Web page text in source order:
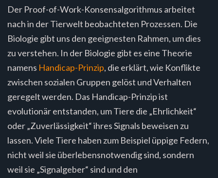
Der Proof-of-Work-Konsensalgorithmus arbeitet
nach in der Tierwelt beobachteten Prozessen. Die
Biologie gibt uns den geeignesten Rahmen, um dies
zu verstehen. In der Biologie gibt es eine Theorie
namens Handicap-Prinzip, die erklärt, wie Konflikte
zwischen sozialen Gruppen gelöst und Verhalten
geregelt werden. Das Handicap-Prinzip ist
evolutionär entstanden, um Tiere die „Ehrlichkeit“
oder „Zuverlässigkeit“ ihres Signals beweisen zu
lassen. Viele Tiere haben zum Beispiel üppige Federn,
nicht weil sie überlebensnotwendig sind, sondern
weil sie „Signalgeber“ sind und den